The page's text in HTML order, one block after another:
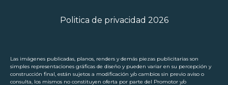
Politica de privacidad 2026
Las imágenes publicadas, planos, renders y demás piezas publicitarias son
simples representaciones gráficas de diseño y pueden variar en su percepción y
construcción final, están sujetos a modificación y/o cambios sin previo aviso o
consulta, los mismos no constituyen oferta por parte del Promotor y/o